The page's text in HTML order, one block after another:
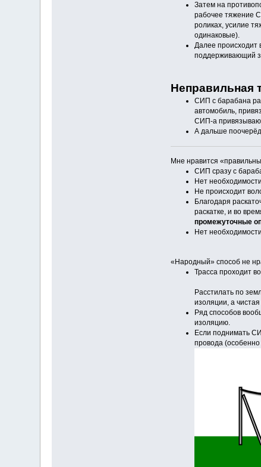
Затем на
рабочее тяжение
роликах, усилие
одинаковые).
Далее происходит
поддерживающий
Неправильная
СИП с барабана
автомобиль,
СИП-а
А дальше
Мне нравится
СИП сразу с
Нет
Не происходит
Благодаря
раскатке, и во
промежуточные
Нет
«Народный» способ не
Трасса проходит
Расстилать по
изоляции, а
Ряд способов
изоляцию.
Если поднимать
провода (особенно